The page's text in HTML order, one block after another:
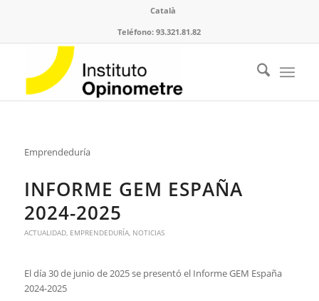
Català
Teléfono: 93.321.81.82
Emprendeduría
INFORME GEM ESPAÑA
2024-2025
ACTUALIDAD, EMPRENDEDURÍA, NOTICIAS
El día 30 de junio de 2025 se presentó el Informe GEM España
2024-2025